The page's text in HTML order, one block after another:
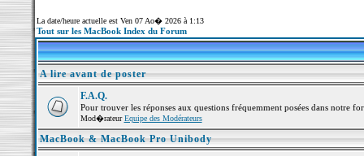
La date/heure actuelle est Ven 07 Ao� 2026 à 1:13
Tout sur les MacBook Index du Forum
A lire avant de poster
F.A.Q.
Pour trouver les réponses aux questions fréquemment posées dans notre
Mod�rateurEquipe des Modérateurs
MacBook & MacBook Pro Unibody